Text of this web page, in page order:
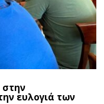
ευλογιά των